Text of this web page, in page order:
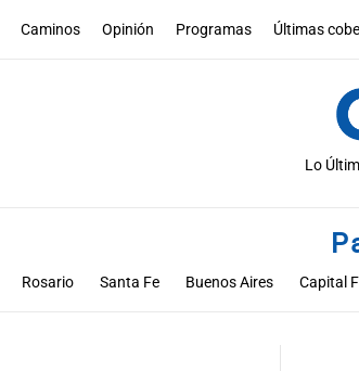
Caminos Opinión Programas Últimas
Lo
Rosario Santa Fe Buenos Aires Capital